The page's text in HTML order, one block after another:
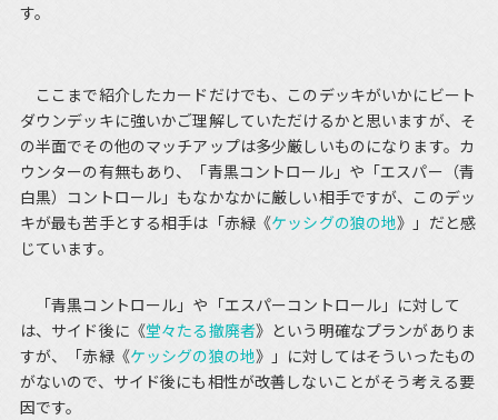
す。
ここまで紹介したカードだけでも、このデッキがいかにビート
ダウンデッキに強いかご理解していただけるかと思いますが、そ
の半面でその他のマッチアップは多少厳しいものになります。カ
ウンターの有無もあり、「青黒コントロール」や「エスパー（青
白黒）コントロール」もなかなかに厳しい相手ですが、このデッ
キが最も苦手とする相手は「赤緑《ケッシグの狼の地》」だと感
じています。
「青黒コントロール」や「エスパーコントロール」に対して
は、サイド後に《堂々たる撤廃者》という明確なプランがありま
すが、「赤緑《ケッシグの狼の地》」に対してはそういったもの
がないので、サイド後にも相性が改善しないことがそう考える要
因です。